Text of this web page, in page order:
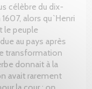
célèbre du dix-
alors qu`Henri
le peuple
au pays après
transformation
donnait à la
avait rarement